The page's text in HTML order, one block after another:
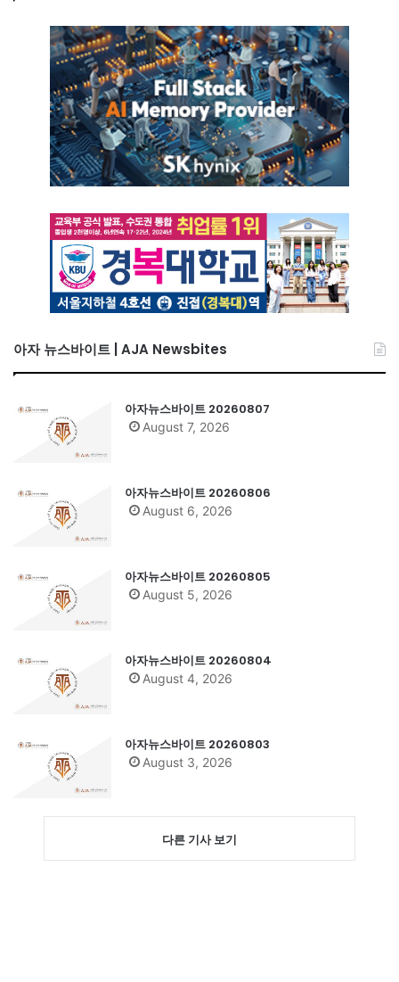
아자 뉴스바이트 | AJA Newsbites
아자뉴스바이트 20260807
August 7, 2026
아자뉴스바이트 20260806
August 6, 2026
아자뉴스바이트 20260805
August 5, 2026
아자뉴스바이트 20260804
August 4, 2026
아자뉴스바이트 20260803
August 3, 2026
다른 기사 보기